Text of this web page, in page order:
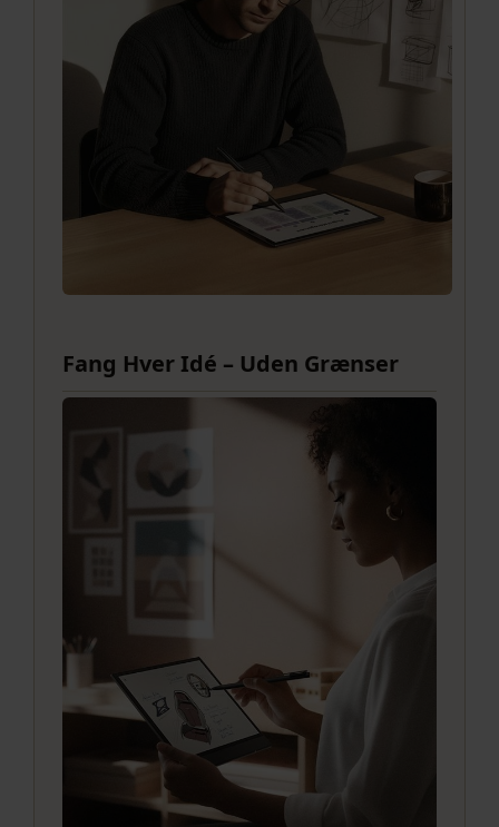
Fang Hver Idé – Uden Grænser